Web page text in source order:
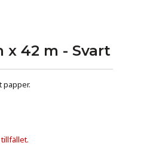
x 42 m - Svart
papper.